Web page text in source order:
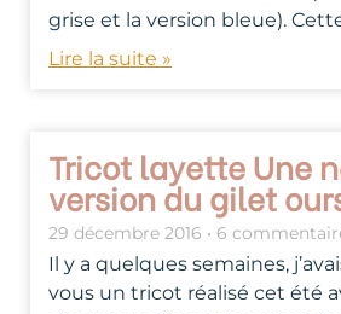
grise et la version bleue).
Lire la suite »
Tricot layette Une
version du gilet
29 décembre 2016 6
Il y a quelques semaines,
vous un tricot réalisé cet été